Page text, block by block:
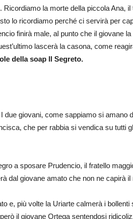
la morte della piccola Ana, il
lo ricordiamo perché ci servirà per
finirà male, al punto che il giovane
lascerà la casona, come
della soap Il Segreto.
due giovani, come sappiamo si amano
che per rabbia si vendica su tutti
a sposare Prudencio, il fratello
dal giovane amato che non ne capirà il
e, più volte la Uriarte calmerà i bollenti
il giovane Ortega sentendosi